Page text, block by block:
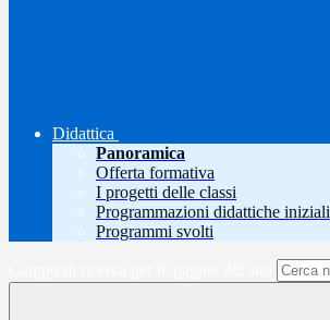
Didattica
Panoramica
Offerta formativa
I progetti delle classi
Programmazioni didattiche iniziali
Programmi svolti